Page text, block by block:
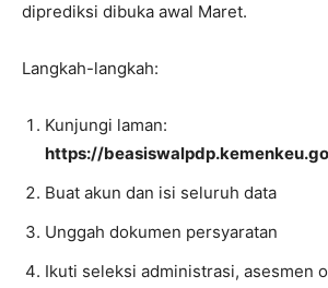
diprediksi dibuka awal Maret.
Langkah-langkah:
Kunjungi laman:
https://
Buat akun dan isi seluruh data
Unggah dokumen persyaratan
Ikuti seleksi administrasi, asesmen